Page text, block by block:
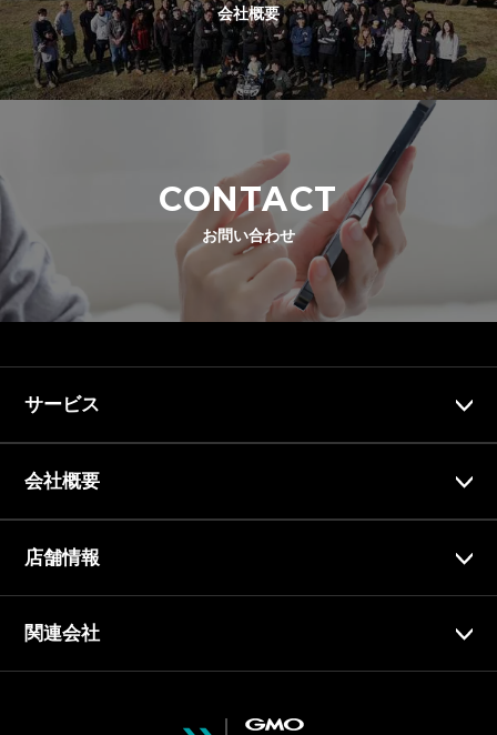
会社概要
CONTACT
お問い合わせ
サービス
会社概要
店舗情報
関連会社